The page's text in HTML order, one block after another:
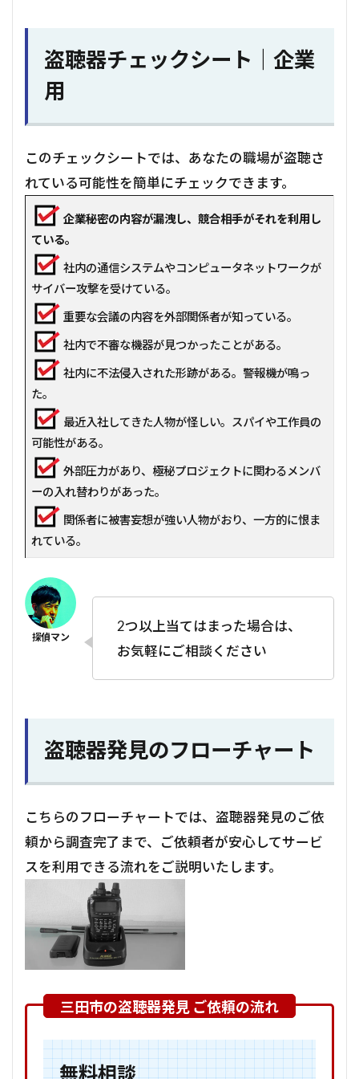
盗聴器チェックシート｜企業
用
このチェックシートでは、あなたの職場が盗聴さ
れている可能性を簡単にチェックできます。
企業秘密の内容が漏洩し、競合相手がそれを利用し
ている。
社内の通信システムやコンピュータネットワークが
サイバー攻撃を受けている。
重要な会議の内容を外部関係者が知っている。
社内で不審な機器が見つかったことがある。
社内に不法侵入された形跡がある。警報機が鳴っ
た。
最近入社してきた人物が怪しい。スパイや工作員の
可能性がある。
外部圧力があり、極秘プロジェクトに関わるメンバ
ーの入れ替わりがあった。
関係者に被害妄想が強い人物がおり、一方的に恨ま
れている。
2つ以上当てはまった場合は、
お気軽にご相談ください
盗聴器発見のフローチャート
こちらのフローチャートでは、盗聴器発見のご依
頼から調査完了まで、ご依頼者が安心してサービ
スを利用できる流れをご説明いたします。
無料相談